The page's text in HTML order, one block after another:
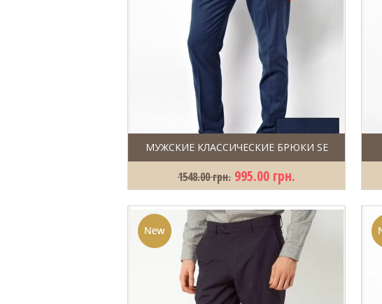
МУЖСКИЕ КЛАССИЧЕСКИЕ БРЮКИ SE
1548.00 грн. 995.00 грн.